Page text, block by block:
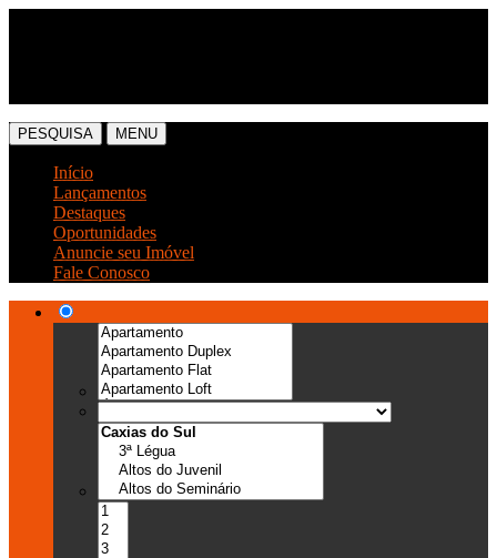
PESQUISA MENU
Início
Lançamentos
Destaques
Oportunidades
Anuncie seu Imóvel
Fale Conosco